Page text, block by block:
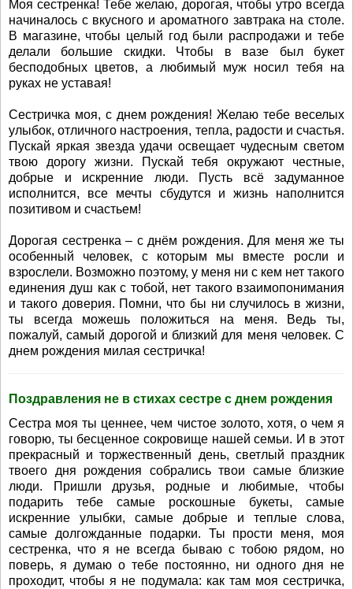
Моя сестренка! Тебе желаю, дорогая, чтобы утро всегда
начиналось с вкусного и ароматного завтрака на столе.
В магазине, чтобы целый год были распродажи и тебе
делали большие скидки. Чтобы в вазе был букет
бесподобных цветов, а любимый муж носил тебя на
руках не уставая!
Сестричка моя, с днем рождения! Желаю тебе веселых
улыбок, отличного настроения, тепла, радости и счастья.
Пускай яркая звезда удачи освещает чудесным светом
твою дорогу жизни. Пускай тебя окружают честные,
добрые и искренние люди. Пусть всё задуманное
исполнится, все мечты сбудутся и жизнь наполнится
позитивом и счастьем!
Дорогая сестренка – с днём рождения. Для меня же ты
особенный человек, с которым мы вместе росли и
взрослели. Возможно поэтому, у меня ни с кем нет такого
единения душ как с тобой, нет такого взаимопонимания
и такого доверия. Помни, что бы ни случилось в жизни,
ты всегда можешь положиться на меня. Ведь ты,
пожалуй, самый дорогой и близкий для меня человек. С
днем рождения милая сестричка!
Поздравления не в стихах сестре с днем рождения
Сестра моя ты ценнее, чем чистое золото, хотя, о чем я
говорю, ты бесценное сокровище нашей семьи. И в этот
прекрасный и торжественный день, светлый праздник
твоего дня рождения собрались твои самые близкие
люди. Пришли друзья, родные и любимые, чтобы
подарить тебе самые роскошные букеты, самые
искренние улыбки, самые добрые и теплые слова,
самые долгожданные подарки. Ты прости меня, моя
сестренка, что я не всегда бываю с тобою рядом, но
поверь, я думаю о тебе постоянно, ни одного дня не
проходит, чтобы я не подумала: как там моя сестричка,